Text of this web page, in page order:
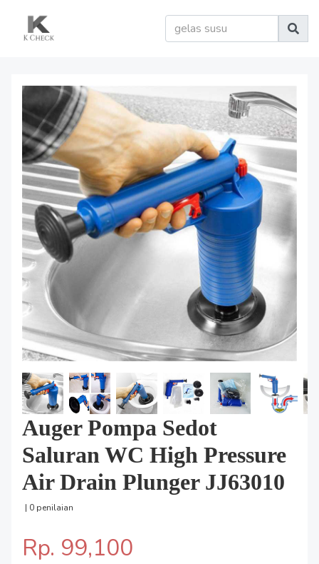
Auger Pompa Sedot
Saluran WC High Pressure
Air Drain Plunger JJ63010
| 0 penilaian
Rp. 99,100